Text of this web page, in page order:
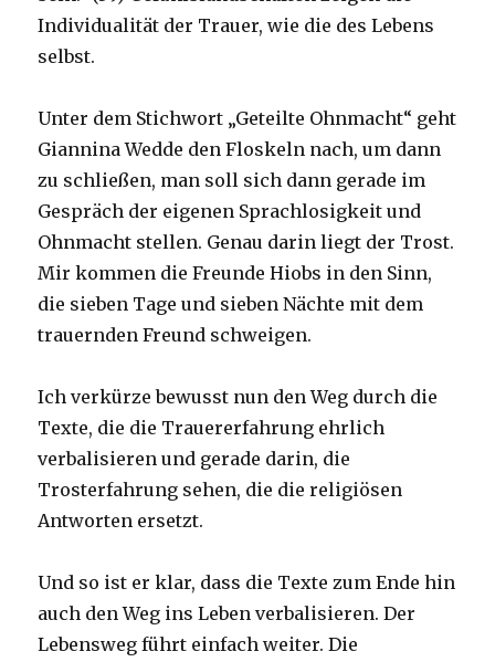
Individualität der Trauer, wie die des Lebens
selbst.
Unter dem Stichwort „Geteilte Ohnmacht“ geht
Giannina Wedde den Floskeln nach, um dann
zu schließen, man soll sich dann gerade im
Gespräch der eigenen Sprachlosigkeit und
Ohnmacht stellen. Genau darin liegt der Trost.
Mir kommen die Freunde Hiobs in den Sinn,
die sieben Tage und sieben Nächte mit dem
trauernden Freund schweigen.
Ich verkürze bewusst nun den Weg durch die
Texte, die die Trauererfahrung ehrlich
verbalisieren und gerade darin, die
Trosterfahrung sehen, die die religiösen
Antworten ersetzt.
Und so ist er klar, dass die Texte zum Ende hin
auch den Weg ins Leben verbalisieren. Der
Lebensweg führt einfach weiter. Die